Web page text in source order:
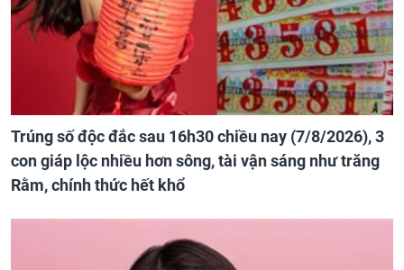
Trúng số độc đắc sau 16h30 chiều nay (7/8/2026), 3
con giáp lộc nhiều hơn sông, tài vận sáng như trăng
Rằm, chính thức hết khổ